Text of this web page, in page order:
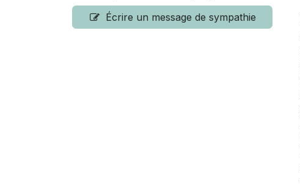
Écrire un message de sympathie